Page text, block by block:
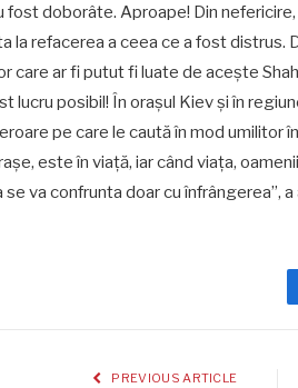
doborâte. Aproape! Din
la refacerea a ceea ce a fost
care ar fi putut fi luate de aceşte
lucru posibil! În oraşul Kiev şi în
pe care le caută în mod umilitor
este în viaţă, iar când viaţa,
va confrunta doar cu înfrângerea”, a
PREVIOUS ARTICLE